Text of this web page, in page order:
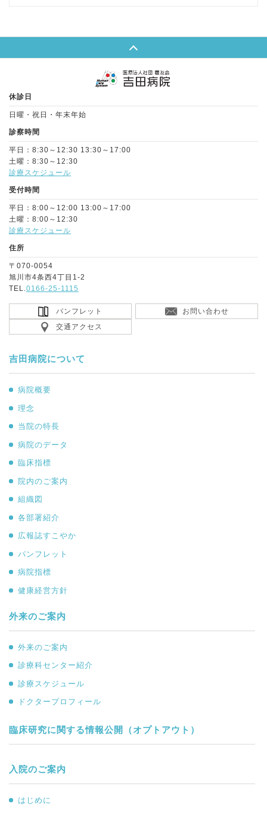
休診日
日曜・祝日・年末年始
診察時間
平日：8:30～12:30 13:30～17:00
土曜：8:30～12:30
診療スケジュール
受付時間
平日：8:00～12:00 13:00～17:00
土曜：8:00～12:30
診療スケジュール
住所
〒070-0054
旭川市4条西4丁目1-2
TEL.0166-25-1115
パンフレット
お問い合わせ
交通アクセス
吉田病院について
病院概要
理念
当院の特長
病院のデータ
臨床指標
院内のご案内
組織図
各部署紹介
広報誌すこやか
パンフレット
病院指標
健康経営方針
外来のご案内
外来のご案内
診療科センター紹介
診療スケジュール
ドクタープロフィール
臨床研究に関する情報公開（オプトアウト）
入院のご案内
はじめに